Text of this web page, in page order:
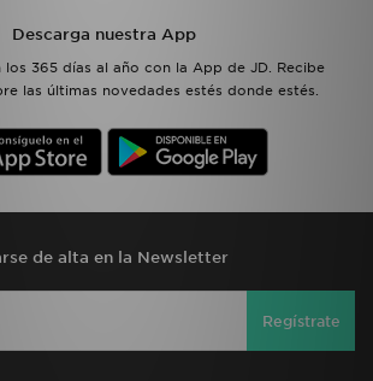
Descarga nuestra App
los 365 días al año con la App de JD. Recibe
las últimas novedades estés donde estés.
de alta en la Newsletter
Regístrate